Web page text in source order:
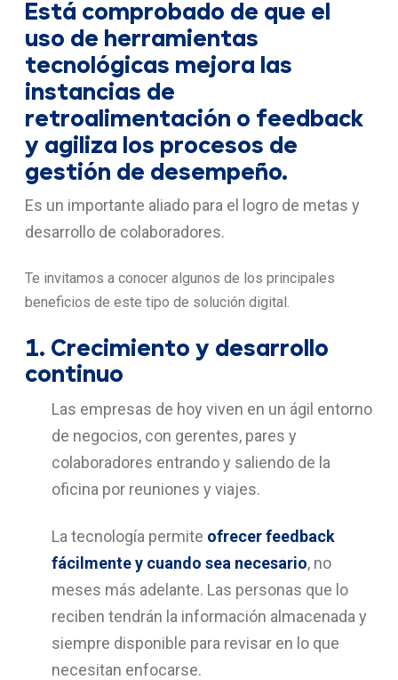
Está comprobado de que el
uso de herramientas
tecnológicas mejora las
instancias de
retroalimentación o feedback
y agiliza los procesos de
gestión de desempeño.
Es un importante aliado para el logro de metas y
desarrollo de colaboradores.
Te invitamos a conocer algunos de los principales
beneficios de este tipo de solución digital.
1. Crecimiento y desarrollo
continuo
Las empresas de hoy viven en un ágil entorno
de negocios, con gerentes, pares y
colaboradores entrando y saliendo de la
oficina por reuniones y viajes.
La tecnología permite ofrecer feedback
fácilmente y cuando sea necesario, no
meses más adelante. Las personas que lo
reciben tendrán la información almacenada y
siempre disponible para revisar en lo que
necesitan enfocarse.